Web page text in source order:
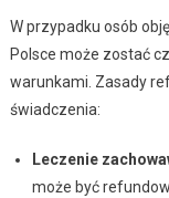
W przypadku osób
Polsce może zostać
warunkami. Zasady
świadczenia:
Leczenie
może być